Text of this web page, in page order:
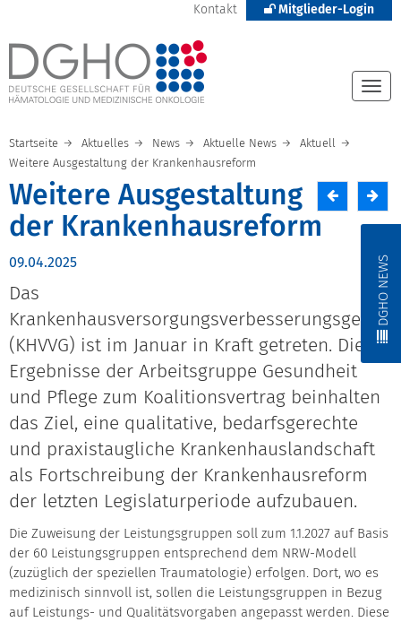
Kontakt Mitglieder-Login
DGHO NEWS
Startseite Aktuelles News Aktuelle News
Aktuell
Weitere Ausgestaltung der Krankenhausreform
Weitere Ausgestaltung
der Krankenhausreform
09.04.2025
Das
Krankenhausversorgungsverbesserungsgesetz
(KHVVG) ist im Januar in Kraft getreten. Die
Ergebnisse der Arbeitsgruppe Gesundheit
und Pflege zum Koalitionsvertrag beinhalten
das Ziel, eine qualitative, bedarfsgerechte
und praxistaugliche Krankenhauslandschaft
als Fortschreibung der Krankenhausreform
der letzten Legislaturperiode aufzubauen.
Die Zuweisung der Leistungsgruppen soll zum 1.1.2027 auf Basis
der 60 Leistungsgruppen entsprechend dem NRW-Modell
(zuzüglich der speziellen Traumatologie) erfolgen. Dort, wo es
medizinisch sinnvoll ist, sollen die Leistungsgruppen in Bezug
auf Leistungs- und Qualitätsvorgaben angepasst werden. Diese